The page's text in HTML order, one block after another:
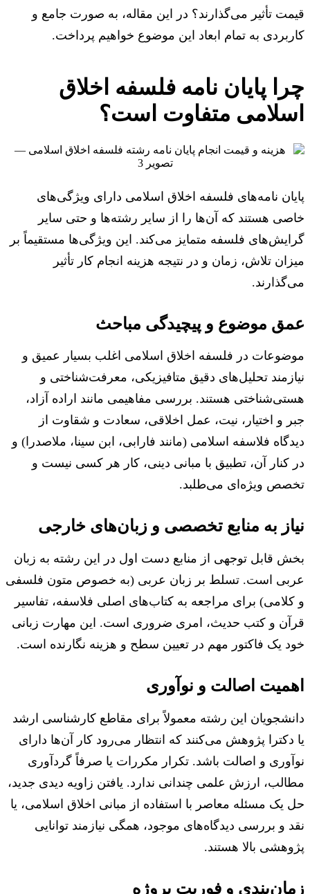
قیمت تأثیر می‌گذارند؟ در این مقاله، به صورت جامع و
کاربردی به تمام ابعاد این موضوع خواهیم پرداخت.
چرا پایان نامه فلسفه اخلاق
اسلامی متفاوت است؟
پایان نامه‌های فلسفه اخلاق اسلامی دارای ویژگی‌های
خاصی هستند که آن‌ها را از سایر رشته‌ها و حتی سایر
گرایش‌های فلسفه متمایز می‌کند. این ویژگی‌ها مستقیماً بر
میزان تلاش، زمان و در نتیجه هزینه انجام کار تأثیر
می‌گذارند.
عمق موضوع و پیچیدگی مباحث
موضوعات در فلسفه اخلاق اسلامی اغلب بسیار عمیق و
نیازمند تحلیل‌های دقیق متافیزیکی، معرفت‌شناختی و
هستی‌شناختی هستند. بررسی مفاهیمی مانند اراده آزاد،
جبر و اختیار، نیت، عمل اخلاقی، سعادت و شقاوت از
دیدگاه فلاسفه اسلامی (مانند فارابی، ابن سینا، ملاصدرا) و
در کنار آن، تطبیق با مبانی دینی، کار هر کسی نیست و
تخصص ویژه‌ای می‌طلبد.
نیاز به منابع تخصصی و زبان‌های خارجی
بخش قابل توجهی از منابع دست اول در این رشته به زبان
عربی است. تسلط بر زبان عربی (به خصوص متون فلسفی
و کلامی) برای مراجعه به کتاب‌های اصلی فلاسفه، تفاسیر
قرآن و کتب حدیث، امری ضروری است. این مهارت زبانی
خود یک فاکتور مهم در تعیین سطح و هزینه نگارنده است.
اهمیت اصالت و نوآوری
دانشجویان این رشته معمولاً برای مقاطع کارشناسی ارشد
یا دکترا پژوهش می‌کنند که انتظار می‌رود کار آن‌ها دارای
نوآوری و اصالت باشد. تکرار مکررات یا صرفاً گردآوری
مطالب، ارزش علمی چندانی ندارد. یافتن زاویه دیدی جدید،
حل یک مسئله معاصر با استفاده از مبانی اخلاق اسلامی، یا
نقد و بررسی دیدگاه‌های موجود، همگی نیازمند توانایی
پژوهشی بالا هستند.
زمان‌بندی و فوریت پروژه